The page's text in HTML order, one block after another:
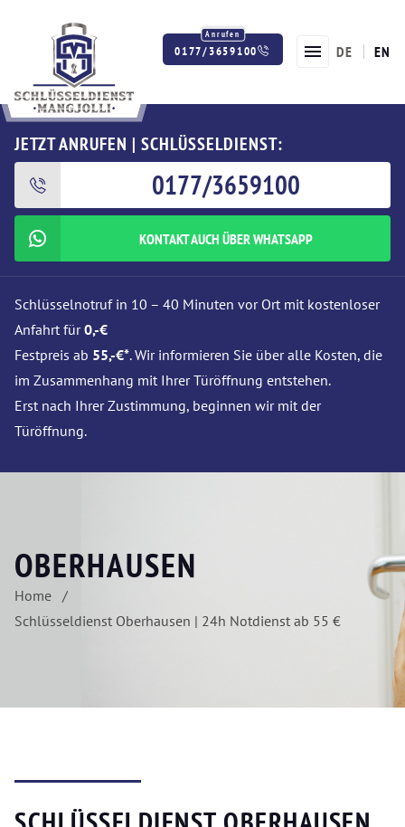
0177/3659100 DE EN
JETZT ANRUFEN | SCHLÜSSELDIENST:
0177/3659100
KONTAKT AUCH ÜBER WHATSAPP
Schlüsselnotruf in 10 – 40 Minuten vor Ort mit kostenloser
Anfahrt für0,-€
Festpreis ab 55,-€*. Wir informieren Sie über alle Kosten, die
im Zusammenhang mit Ihrer Türöffnung entstehen.
Erst nach Ihrer Zustimmung, beginnen wir mit der
Türöffnung.
OBERHAUSEN
Home
Schlüsseldienst Oberhausen | 24h Notdienst ab 55 €